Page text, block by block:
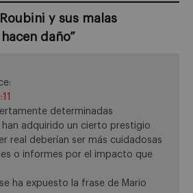
Roubini y sus malas
daño”
determinadas
han adquirido un cierto prestigio
real deberían ser más cuidadosas
o informes por el impacto que
ha expuesto la frase de Mario